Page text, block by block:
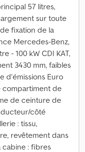
57 litres,
sur toute
fixation de la
Mercedes-Benz,
- 100 kW CDI KAT,
3430 mm, faibles
d’émissions Euro
compartiment de
de ceinture de
côté
: tissu,
revêtement dans
: fibres